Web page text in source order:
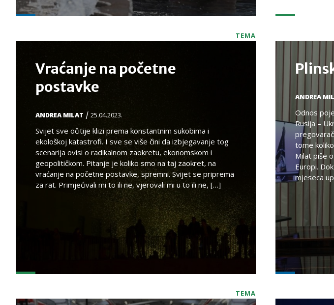
TEMA
Vraćanje na početne
postavke
ANDREA MILAT / 25.04.2023.
Svijet sve očitije klizi prema konstantnim sukobima i
ekološkoj katastrofi. I sve se više čini da izbjegavanje tog
scenarija ovisi o radikalnom zaokretu, ekonomskom i
geopolitičkom. Pitanje je koliko smo na taj zaokret, na
vraćanje na početne postavke, spremni. Svijet se priprema
za rat. Primjećivali mi to ili ne, vjerovali mi u to ili ne, […]
ANDREA
Odnos
Rusija –
tome
Milat piše
Europi.
mjeseca
TEMA